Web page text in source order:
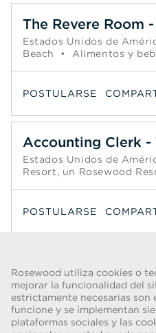
Rosewood utiliza cookies o
mejorar la funcionalidad del
estrictamente necesarias son
funcione y se implementan
plataformas sociales y las
The Revere Room
Estados Unidos de
Beach
• Alimentos y
POSTULARSE
Accounting Clerk -
Estados Unidos de
Resort, un Rosewood
POSTULARSE